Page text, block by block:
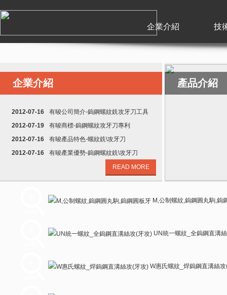
企業介紹 技
企業介紹
2012-07-16
有晙公司簡介-鎢鋼螺紋銑攻牙刀工具
2012-07-19
有晙商標-鎢鋼螺紋攻牙刀專利
2012-07-16
有晙產品特色-螺紋銑\攻牙刀
2012-07-16
有晙產業優勢-鎢鋼螺紋銑\攻牙刀
READ MORE
產品介紹
M,公制螺紋,鎢鋼圓丸駒,鎢
UN統一螺紋_全鎢鋼直溝
W惠氏螺紋_焊鎢鋼直溝絲攻